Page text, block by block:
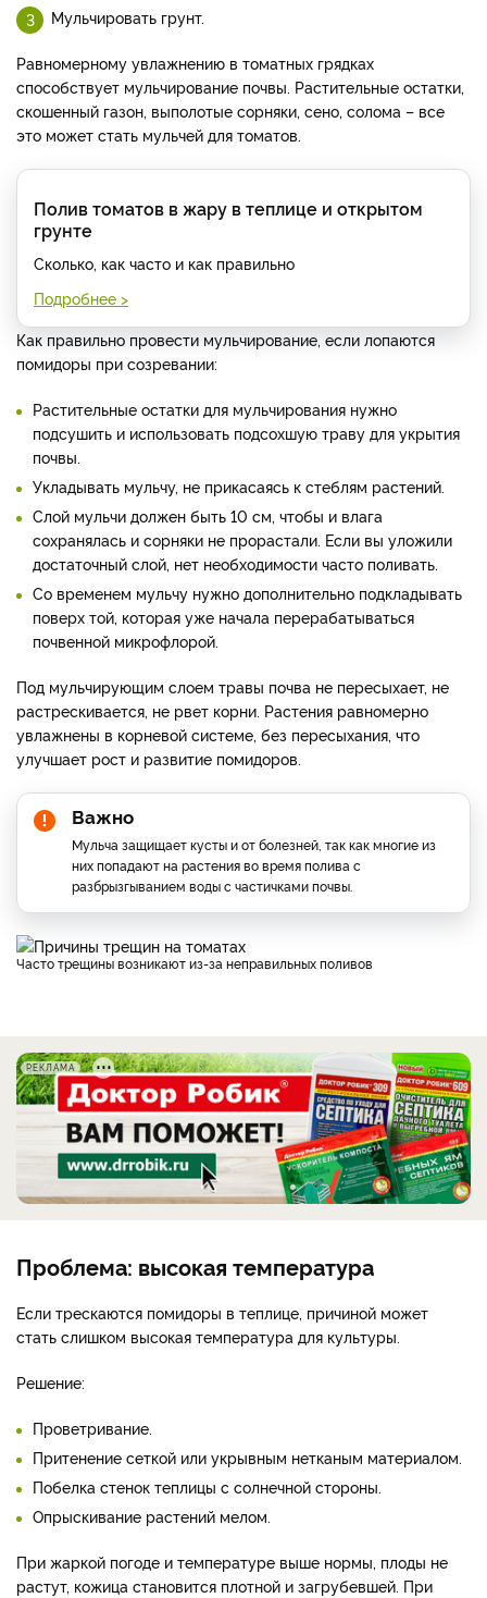
Мульчировать грунт.
Равномерному увлажнению в томатных грядках
способствует мульчирование почвы. Растительные остатки,
скошенный газон, выполотые сорняки, сено, солома – все
это может стать мульчей для томатов.
Полив томатов в жару в теплице и открытом
грунте
Сколько, как часто и как правильно
Подробнее >
Как правильно провести мульчирование, если лопаются
помидоры при созревании:
Растительные остатки для мульчирования нужно
подсушить и использовать подсохшую траву для укрытия
почвы.
Укладывать мульчу, не прикасаясь к стеблям растений.
Слой мульчи должен быть 10 см, чтобы и влага
сохранялась и сорняки не прорастали. Если вы уложили
достаточный слой, нет необходимости часто поливать.
Со временем мульчу нужно дополнительно подкладывать
поверх той, которая уже начала перерабатываться
почвенной микрофлорой.
Под мульчирующим слоем травы почва не пересыхает, не
растрескивается, не рвет корни. Растения равномерно
увлажнены в корневой системе, без пересыхания, что
улучшает рост и развитие помидоров.
Важно
Мульча защищает кусты и от болезней, так как многие из
них попадают на растения во время полива с
разбрызгыванием воды с частичками почвы.
Часто трещины возникают из-за неправильных поливов
РЕКЛАМА
Проблема: высокая температура
Если трескаются помидоры в теплице, причиной может
стать слишком высокая температура для культуры.
Решение:
Проветривание.
Притенение сеткой или укрывным нетканым материалом.
Побелка стенок теплицы с солнечной стороны.
Опрыскивание растений мелом.
При жаркой погоде и температуре выше нормы, плоды не
растут, кожица становится плотной и загрубевшей. При